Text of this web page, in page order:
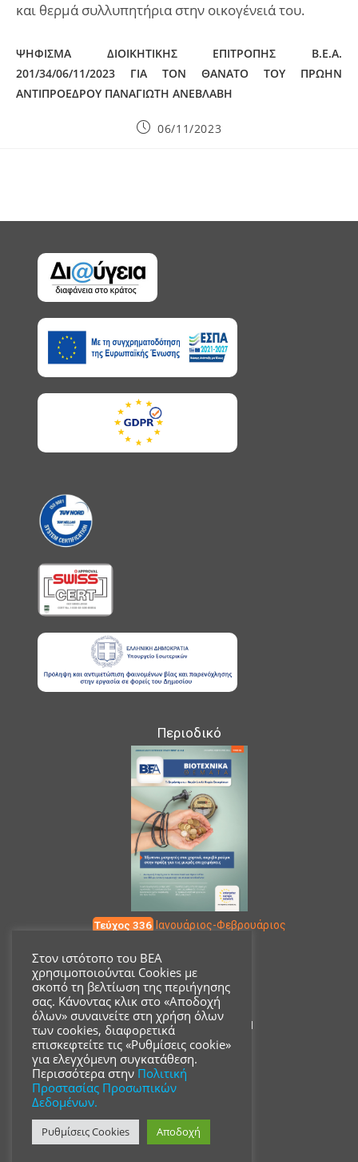
και θερμά συλλυπητήρια στην οικογένειά του.
ΨΗΦΙΣΜΑ
ΔΙΟΙΚΗΤΙΚΗΣ ΕΠΙΤΡΟΠΗΣ Β.Ε.Α.
201/34/06/11/2023
ΓΙΑ ΤΟΝ ΘΑΝΑΤΟ ΤΟΥ ΠΡΩΗΝ
ΑΝΤΙΠΡΟΕΔΡΟΥ ΠΑΝΑΓΙΩΤΗ ΑΝΕΒΛΑΒΗ
Post06/11/2023
Περιοδικό
Τεύχος 336 Ιανουάριος-Φεβρουάριος
Επικοινωνία
Ακαδημίας 18, ΤΚ 10671
210 3680700
Στον ιστότοπο του ΒΕΑ
χρησιμοποιούνται Cookies με
σκοπό τη βελτίωση της περιήγησης
σας. Κάνοντας κλικ στο «Αποδοχή
όλων» συναινείτε στη χρήση όλων
των cookies, διαφορετικά
επισκεφτείτε τις «Ρυθμίσεις cookie»
για ελεγχόμενη συγκατάθεση.
Περισσότερα στην Πολιτική
Προστασίας Προσωπικών
Δεδομένων.
Ρυθμίσεις Cookies Αποδοχή